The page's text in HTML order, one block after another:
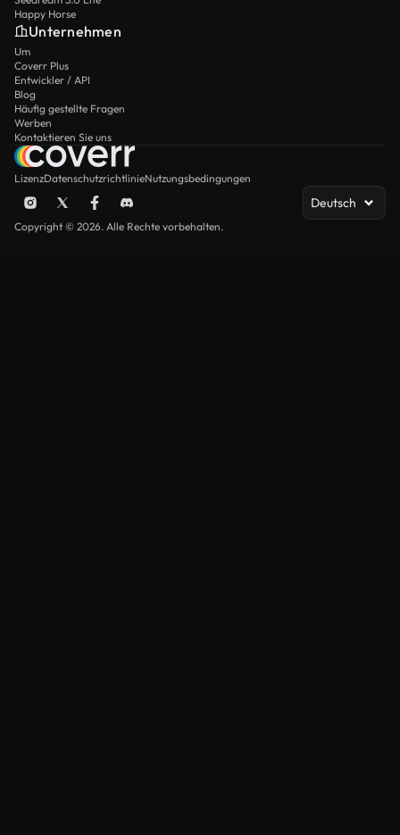
Happy Horse
Unternehmen
Um
Coverr Plus
Entwickler / API
Blog
Häufig gestellte Fragen
Werben
Kontaktieren Sie uns
LizenzDatenschutzrichtlinieNutzungsbedingungen
Deutsch
Copyright © 2026. Alle Rechte vorbehalten.